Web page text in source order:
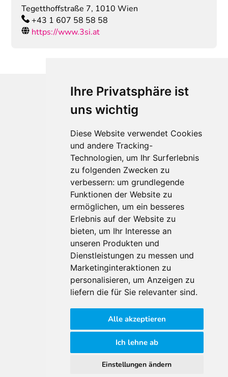
Ihre Privatsphäre ist
uns wichtig
Diese Website verwendet Cookies
und andere Tracking-
Technologien, um Ihr Surferlebnis
zu folgenden Zwecken zu
verbessern: um grundlegende
Funktionen der Website zu
ermöglichen, um ein besseres
Erlebnis auf der Website zu
bieten, um Ihr Interesse an
unseren Produkten und
Dienstleistungen zu messen und
Marketinginteraktionen zu
personalisieren, um Anzeigen zu
liefern die für Sie relevanter sind.
Alle akzeptieren
Ich lehne ab
Einstellungen ändern
Tegetthoffstraße 7, 1010 Wien
+43 1 607 58 58 58
https://www.3si.at
Für Makler:innen
Über Uns
Vorteile
Kontakt
Software Partner
Teilnahme
FAQ
Für Makler:innen
Impressum
AGB
Datenschutzklärung
Cookie Richtlinie